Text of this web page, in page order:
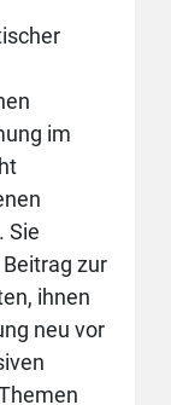
im
Sie
zur
ihnen
neu vor